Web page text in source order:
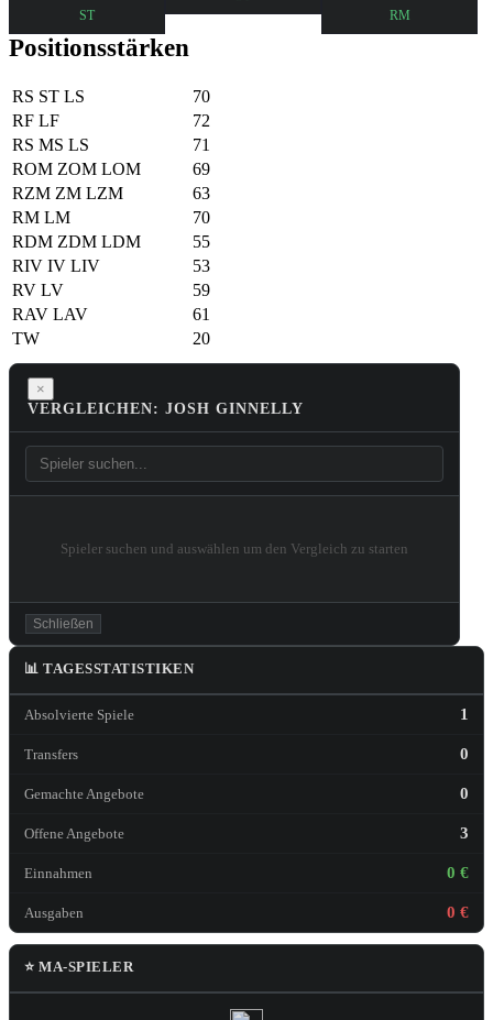
ST RM
Positionsstärken
RS ST LS
70
RF LF
72
RS MS LS
71
ROM ZOM LOM
69
RZM ZM LZM
63
RM LM
70
RDM ZDM LDM
55
RIV IV LIV
53
RV LV
59
RAV LAV
61
TW
20
×
VERGLEICHEN: JOSH GINNELLY
Spieler suchen und auswählen um den Vergleich zu starten
Schließen
📊 TAGESSTATISTIKEN
Absolvierte Spiele 1
Transfers 0
Gemachte Angebote 0
Offene Angebote 3
Einnahmen 0 €
Ausgaben 0 €
⭐ MA-SPIELER